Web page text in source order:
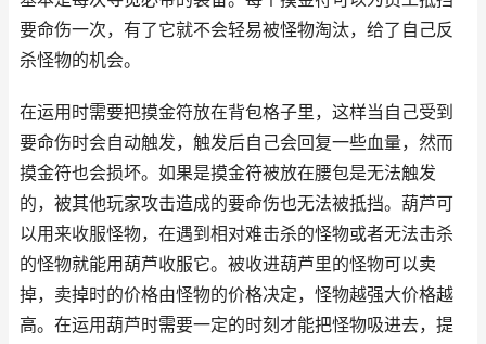
要命伤一次，有了它就不会轻易被怪物淘汰，给了自己反
杀怪物的机会。
在运用时需要把摸金符放在背包格子里，这样当自己受到
要命伤时会自动触发，触发后自己会回复一些血量，然而
摸金符也会损坏。如果是摸金符被放在腰包是无法触发
的，被其他玩家攻击造成的要命伤也无法被抵挡。葫芦可
以用来收服怪物，在遇到相对难击杀的怪物或者无法击杀
的怪物就能用葫芦收服它。被收进葫芦里的怪物可以卖
掉，卖掉时的价格由怪物的价格决定，怪物越强大价格越
高。在运用葫芦时需要一定的时刻才能把怪物吸进去，提